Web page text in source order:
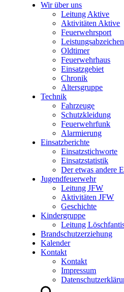
Wir über uns
Leitung Aktive
Aktivitäten Aktive
Feuerwehrsport
Leistungsabzeichen
Oldtimer
Feuerwehrhaus
Einsatzgebiet
Chronik
Altersgruppe
Technik
Fahrzeuge
Schutzkleidung
Feuerwehrfunk
Alarmierung
Einsatzberichte
Einsatzstichworte
Einsatzstatistik
Der etwas andere
Jugendfeuerwehr
Leitung JFW
Aktivitäten JFW
Geschichte
Kindergruppe
Leitung
Brandschutzerziehung
Kalender
Kontakt
Kontakt
Impressum